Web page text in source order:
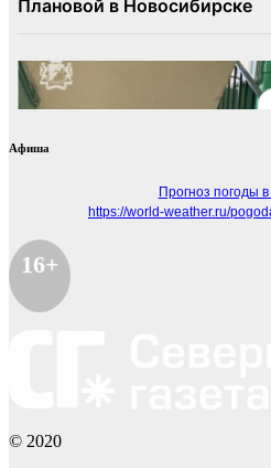
Афиша
Прогноз погоды
https://world-weather.ru/
16+
© 2020